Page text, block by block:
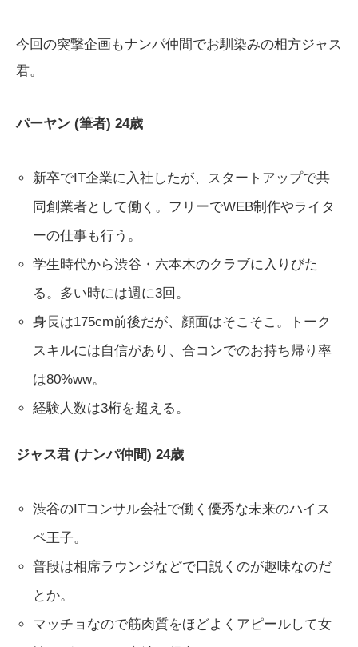
今回の突撃企画もナンパ仲間でお馴染みの相方ジャス
君。
パーヤン (筆者) 24歳
新卒でIT企業に入社したが、スタートアップで共
同創業者として働く。フリーでWEB制作やライタ
ーの仕事も行う。
学生時代から渋谷・六本木のクラブに入りびた
る。多い時には週に3回。
身長は175cm前後だが、顔面はそこそこ。トーク
スキルには自信があり、合コンでのお持ち帰り率
は80%ww。
経験人数は3桁を超える。
ジャス君 (ナンパ仲間) 24歳
渋谷のITコンサル会社で働く優秀な未来のハイス
ペ王子。
普段は相席ラウンジなどで口説くのが趣味なのだ
とか。
マッチョなので筋肉質をほどよくアピールして女